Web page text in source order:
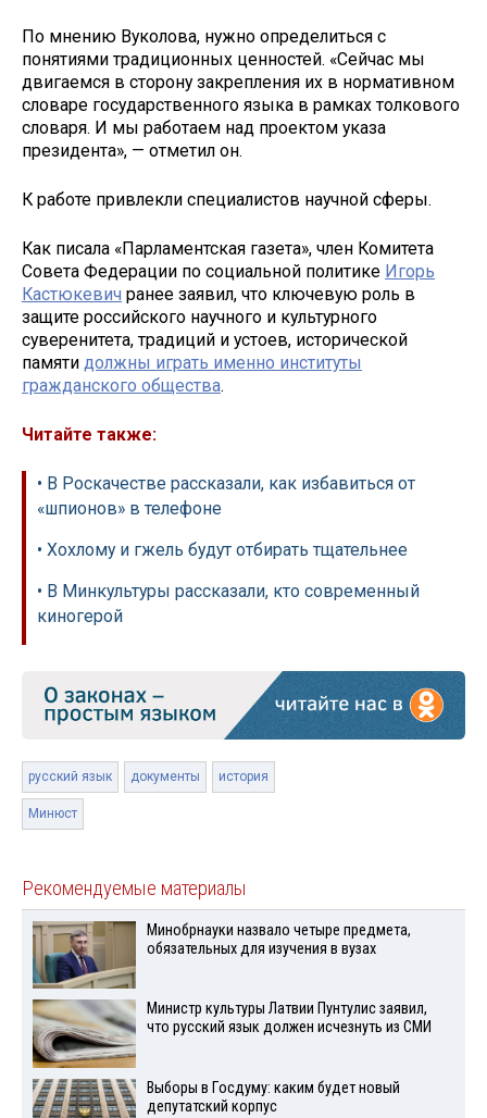
По мнению Вуколова, нужно определиться с
понятиями традиционных ценностей. «Сейчас мы
двигаемся в сторону закрепления их в нормативном
словаре государственного языка в рамках толкового
словаря. И мы работаем над проектом указа
президента», — отметил он.
К работе привлекли специалистов научной сферы.
Как писала «Парламентская газета», член Комитета
Совета Федерации по социальной политике Игорь
Кастюкевич ранее заявил, что ключевую роль в
защите российского научного и культурного
суверенитета, традиций и устоев, исторической
памяти должны играть именно институты
гражданского общества.
Читайте также:
• В Роскачестве рассказали, как избавиться от
«шпионов» в телефоне
• Хохлому и гжель будут отбирать тщательнее
• В Минкультуры рассказали, кто современный
киногерой
русский язык документы история
Минюст
Рекомендуемые материалы
Минобрнауки назвало четыре предмета,
обязательных для изучения в вузах
Министр культуры Латвии Пунтулис заявил,
что русский язык должен исчезнуть из СМИ
Выборы в Госдуму: каким будет новый
депутатский корпус